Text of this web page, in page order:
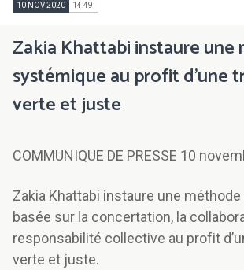
10 NOV 2020 14:49
Zakia Khattabi instaure
systémique au profit d’une
verte et juste
COMMUNIQUE DE PRESSE 10
Zakia Khattabi instaure une
basée sur la concertation, la
responsabilité collective au profit
verte et juste.